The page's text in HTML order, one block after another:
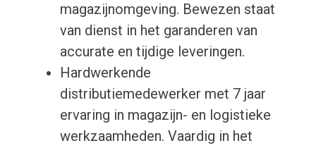
magazijnomgeving. Bewezen staat
van dienst in het garanderen van
accurate en tijdige leveringen.
Hardwerkende
distributiemedewerker met 7 jaar
ervaring in magazijn- en logistieke
werkzaamheden. Vaardig in het